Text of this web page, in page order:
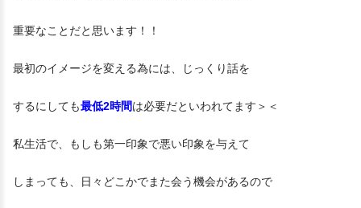
重要なことだと思います！！
最初のイメージを変える為には、じっくり話を
するにしても最低2時間は必要だといわれてます＞＜
私生活で、もしも第一印象で悪い印象を与えて
しまっても、日々どこかでまた会う機会があるので